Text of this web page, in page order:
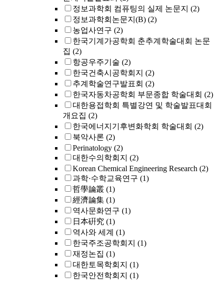
정보과학회 컴퓨팅의 실제 논문지 (2)
정보과학회논문지(B) (2)
농업사연구 (2)
한국기계가공학회 춘추계학술대회 논문
집 (2)
항공우주기술 (2)
한국건축시공학회지 (2)
추계학술연구발표회 (2)
한국자동차공학회 부문종합 학술대회 (2)
대한용접학회 특별강연 및 학술발표대회
개요집 (2)
한국에너지기후변화학회 학술대회 (2)
북악사론 (2)
Perinatology (2)
대한수의학회지 (2)
Korean Chemical Engineering Research (2)
과학·수학교육연구 (1)
哲學論叢 (1)
經濟論集 (1)
역사문화연구 (1)
日本硏究 (1)
역사와 세계 (1)
한국주조공학회지 (1)
재정논집 (1)
대한토목학회지 (1)
한국안전학회지 (1)